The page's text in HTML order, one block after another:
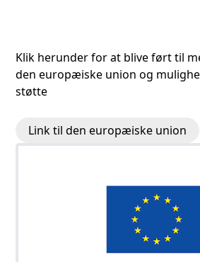
Klik herunder for at blive ført til
den europæiske union og
støtte
Link til den europæiske union